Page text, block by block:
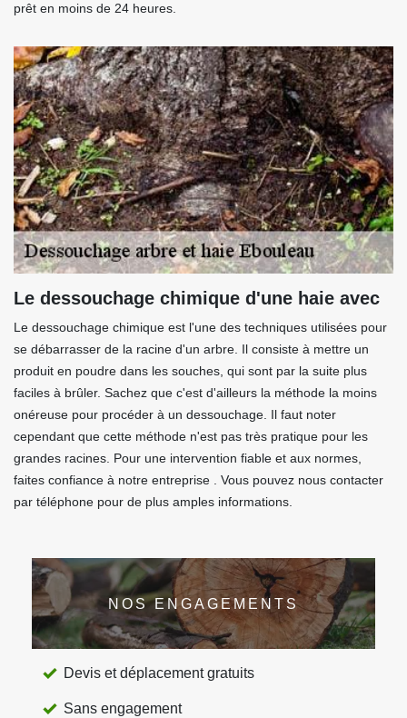
prêt en moins de 24 heures.
Le dessouchage chimique d'une haie avec
Le dessouchage chimique est l'une des techniques utilisées pour
se débarrasser de la racine d'un arbre. Il consiste à mettre un
produit en poudre dans les souches, qui sont par la suite plus
faciles à brûler. Sachez que c'est d'ailleurs la méthode la moins
onéreuse pour procéder à un dessouchage. Il faut noter
cependant que cette méthode n'est pas très pratique pour les
grandes racines. Pour une intervention fiable et aux normes,
faites confiance à notre entreprise . Vous pouvez nous contacter
par téléphone pour de plus amples informations.
NOS ENGAGEMENTS
Devis et déplacement gratuits
Sans engagement